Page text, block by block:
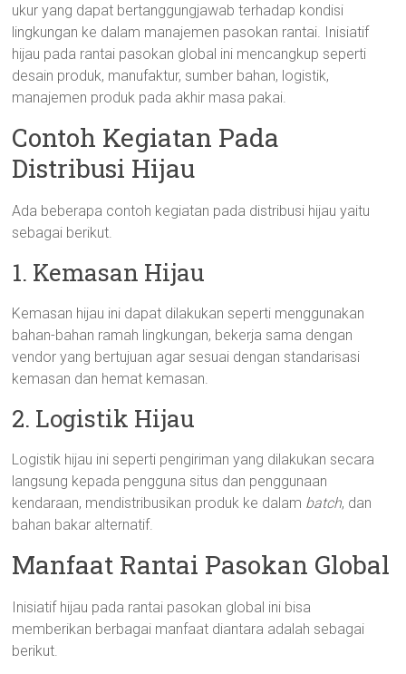
ukur yang dapat bertanggungjawab terhadap kondisi
lingkungan ke dalam manajemen pasokan rantai. Inisiatif
hijau pada rantai pasokan global ini mencangkup seperti
desain produk, manufaktur, sumber bahan, logistik,
manajemen produk pada akhir masa pakai.
Contoh Kegiatan Pada
Distribusi Hijau
Ada beberapa contoh kegiatan pada distribusi hijau yaitu
sebagai berikut.
1. Kemasan Hijau
Kemasan hijau ini dapat dilakukan seperti menggunakan
bahan-bahan ramah lingkungan, bekerja sama dengan
vendor yang bertujuan agar sesuai dengan standarisasi
kemasan dan hemat kemasan.
2. Logistik Hijau
Logistik hijau ini seperti pengiriman yang dilakukan secara
langsung kepada pengguna situs dan penggunaan
kendaraan, mendistribusikan produk ke dalam batch, dan
bahan bakar alternatif.
Manfaat Rantai Pasokan Global
Inisiatif hijau pada rantai pasokan global ini bisa
memberikan berbagai manfaat diantara adalah sebagai
berikut.